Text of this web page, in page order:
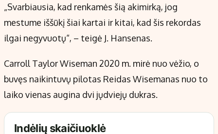
„Svarbiausia, kad renkamės šią akimirką, jog
mestume iššūkį šiai kartai ir kitai, kad šis rekordas
ilgai negyvuotų“, – teigė J. Hansenas.
Carroll Taylor Wiseman 2020 m. mirė nuo vėžio, o
buvęs naikintuvų pilotas Reidas Wisemanas nuo to
laiko vienas augina dvi jųdviejų dukras.